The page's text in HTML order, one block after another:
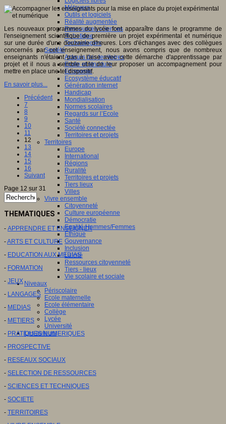
Métavers
Outils et logiciels
Réalité augmentée
Ressources sciences
Robotique
Technologies
Société
Acteurs des territoires
Ecole et structure
Economie
Ecosystème éducatif
Génération internet
Handicap
Mondialisation
Normes scolaires
Regards sur l’Ecole
Santé
Société connectée
Territoires et projets
Territoires
Europe
International
Régions
Ruralité
Territoires et projets
Tiers lieux
Villes
Vivre ensemble
Citoyenneté
Culture européenne
Démocratie
Egalité Hommes/Femmes
Ethique
Gouvernance
Inclusion
Laïcité
Ressources citoyenneté
Tiers - lieux
Vie scolaire et sociale
Niveaux
Périscolaire
Ecole maternelle
Ecole élémentaire
Collège
Lycée
Université
Les auteurs
Les nouveaux programmes du lycée font apparaître dans le programme de
l'enseignement scientifique de première un projet expérimental et numérique
sur une durée d'une douzaine d'heures. Lors d'échanges avec des collègues
concernés par cet enseignement, nous avons compris que de nombreux
enseignants n'étaient pas à l'aise avec cette démarche d'apprentissage par
projet et il nous a semble utile de leur proposer un accompagnement pour
mettre en place une tel dispositif.
En savoir plus...
Précédent
7
8
9
10
11
12
13
14
15
16
Suivant
Page 12 sur 31
THEMATIQUES
- APPRENDRE ET ENSEIGNER
-ARTS ET CULTURE
- EDUCATION AUX MEDIAS
- FORMATION
- JEUX
- LANGAGES
- MEDIAS
- METIERS
- PRATIQUES NUMERIQUES
- PROSPECTIVE
- RESEAUX SOCIAUX
- SELECTION DE RESSOURCES
- SCIENCES ET TECHNIQUES
- SOCIETE
- TERRITOIRES